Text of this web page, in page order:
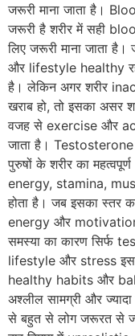
जरूरी माना जाता है।
जरूरी है शरीर में सही
लिए जरूरी माना जाता
और lifestyle healthy
है। लेकिन अगर शरीर
खराब हो, तो इसका असर
वजह से exercise और
जाता है। Testosterone
पुरुषों के शरीर का
energy, stamina,
होता है। जब इसका स्तर
energy और motivation
समस्या का कारण सिर्फ
lifestyle और stress
healthy habits और
अश्लील सामग्री और
से बहुत से लोग जरूरत से